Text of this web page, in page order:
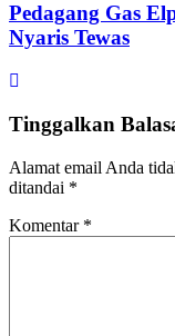
Pedagang Gas
Nyaris Tewas
Tinggalkan
Alamat email Anda
ditandai *
Komentar *